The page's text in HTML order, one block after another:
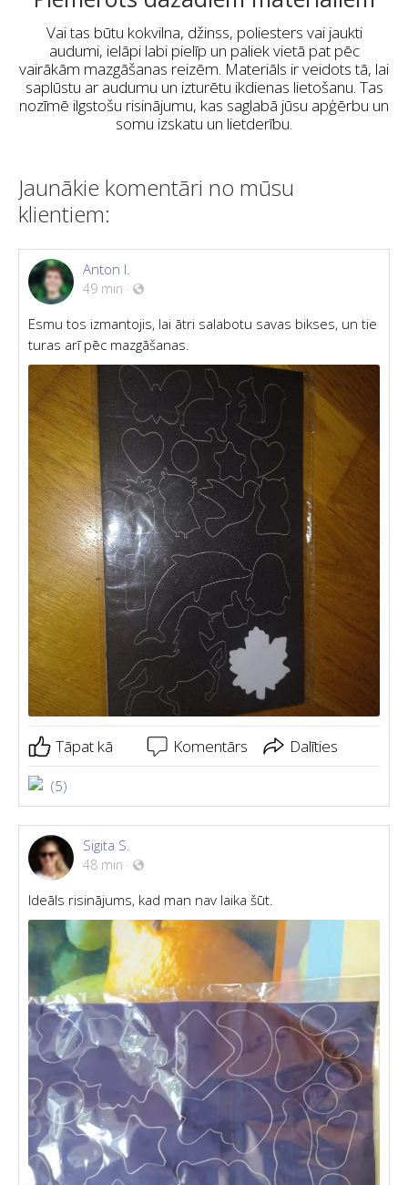
Vai tas būtu kokvilna, džinss, poliesters vai jaukti
audumi, ielāpi labi pielīp un paliek vietā pat pēc
vairākām mazgāšanas reizēm. Materiāls ir veidots tā, lai
saplūstu ar audumu un izturētu ikdienas lietošanu. Tas
nozīmē ilgstošu risinājumu, kas saglabā jūsu apģērbu un
somu izskatu un lietderību.
Jaunākie komentāri no mūsu
klientiem:
Anton I.
49 min ·
Esmu tos izmantojis, lai ātri salabotu savas bikses, un tie
turas arī pēc mazgāšanas.
Tāpat kā Komentārs Dalīties
(5)
Sigita S.
48 min ·
Ideāls risinājums, kad man nav laika šūt.